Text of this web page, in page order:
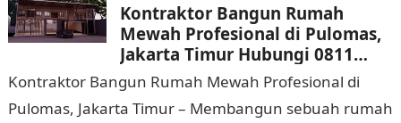
Kontraktor Bangun Rumah
Mewah Profesional di Pulomas,
Jakarta Timur Hubungi 0811
9933 588
Kontraktor Bangun Rumah Mewah Profesional di
Pulomas, Jakarta Timur – Membangun sebuah rumah